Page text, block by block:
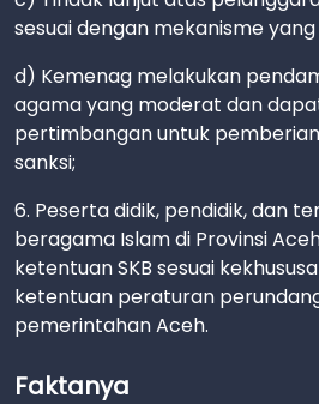
sesuai dengan mekanisme
d) Kemenag melakukan
agama yang moderat dan
pertimbangan untuk
sanksi;
6. Peserta didik, pendidik, dan
beragama Islam di Provinsi
ketentuan SKB sesuai
ketentuan peraturan
pemerintahan Aceh.
Faktanya